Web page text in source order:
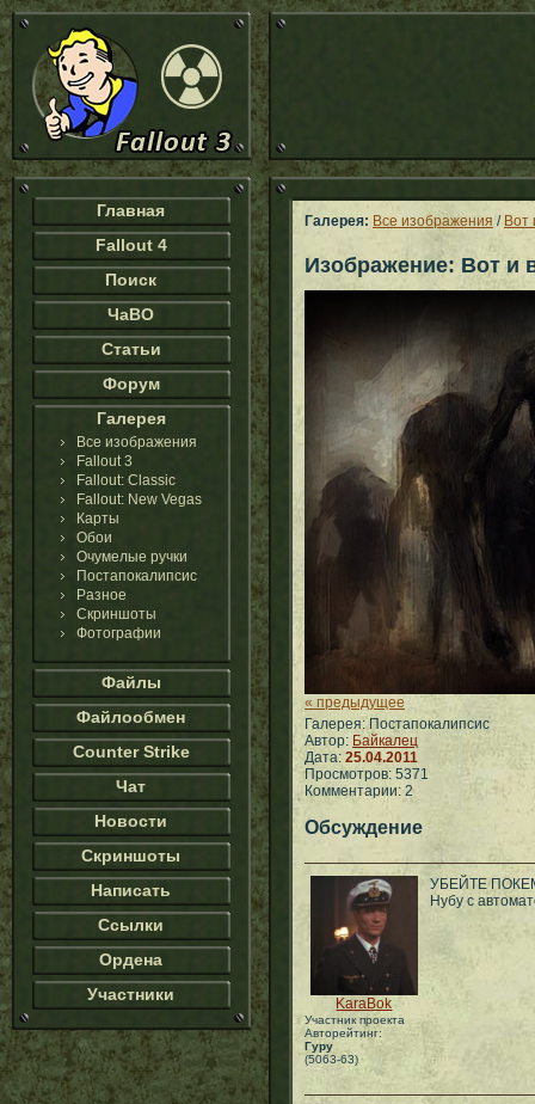
Главная
Fallout 4
Поиск
ЧаВО
Статьи
Форум
Галерея
Все изображения
Fallout 3
Fallout: Classic
Fallout: New Vegas
Карты
Обои
Очумелые ручки
Постапокалипсис
Разное
Скриншоты
Фотографии
Файлы
Файлообмен
Counter Strike
Чат
Новости
Скриншоты
Написать
Ссылки
Ордена
Участники
Галерея: Все изображения / Вот
Изображение: Вот и
« предыдущее
Галерея: Постапокалипсис
Автор: Байкалец
Дата: 25.04.2011
Просмотров: 5371
Комментарии: 2
Обсуждение
KaraBok
Участник проекта
Авторейтинг:
Гуру
(5063-63)
УБЕЙТЕ
Нубу с